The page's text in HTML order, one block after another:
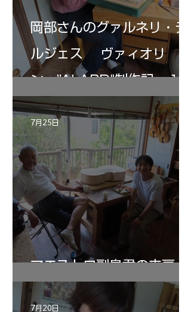
岡部さんのグァルネリ・デ
ルジェス ヴァィオリ
ン ”ALARD"制作記 １2
マエストロ副島君の来房
7月25日
7月20日